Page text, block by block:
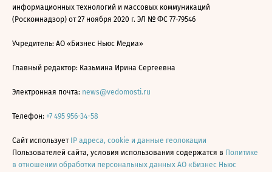
информационных технологий и массовых коммуникаций
(Роскомнадзор) от 27 ноября 2020 г. ЭЛ № ФС 77-79546
Учредитель: АО «Бизнес Ньюс Медиа»
Главный редактор: Казьмина Ирина Сергеевна
Электронная почта: news@vedomosti.ru
Телефон: +7 495 956-34-58
Сайт использует IP адреса, cookie и данные геолокации
Пользователей сайта, условия использования содержатся в Политике
в отношении обработки персональных данных АО «Бизнес Ньюс